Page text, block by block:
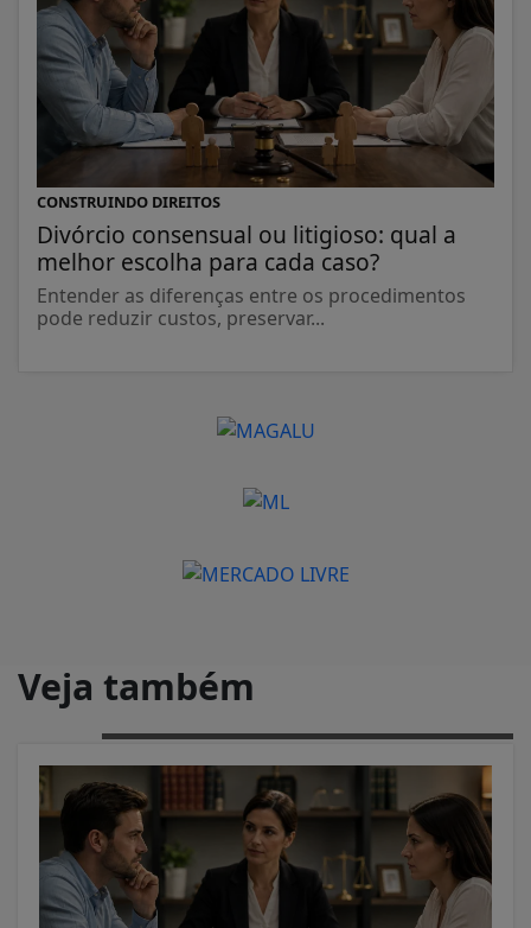
CONSTRUINDO DIREITOS
Divórcio consensual ou litigioso: qual a
melhor escolha para cada caso?
Entender as diferenças entre os procedimentos
pode reduzir custos, preservar...
Veja também